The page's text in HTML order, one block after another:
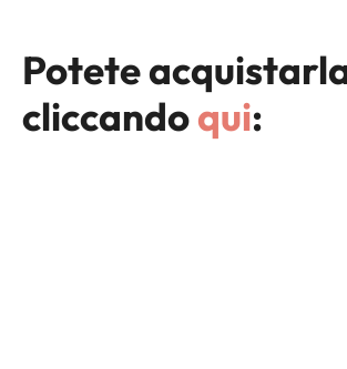
Potete
cliccandoqui: